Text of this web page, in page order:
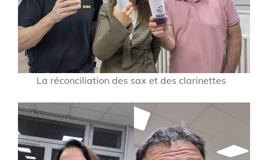
La réconciliation des sax et des clarinettes